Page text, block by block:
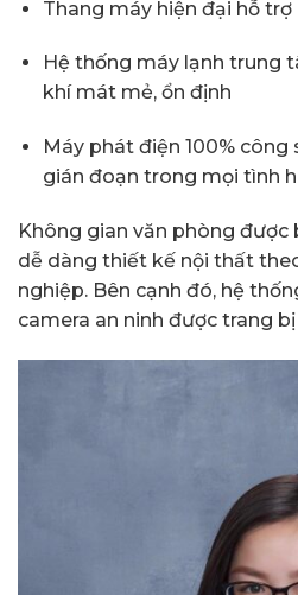
Thang máy hiện đại hỗ
Hệ thống máy lạnh trung
khí mát mẻ, ổn định
Máy phát điện 100%
gián đoạn trong mọi tình
Không gian văn phòng được
dễ dàng thiết kế nội thất
nghiệp. Bên cạnh đó, hệ
camera an ninh được trang